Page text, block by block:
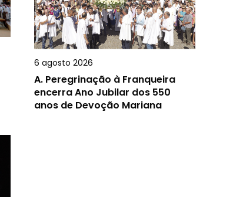
6 agosto 2026
A. Peregrinação à Franqueira
encerra Ano Jubilar dos 550
anos de Devoção Mariana